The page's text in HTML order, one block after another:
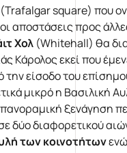
square) που
αποστάσεις προς
Χολ(Whitehall) θα
Κάρολος εκεί που
είσοδο του
μικρό η Βασιλική
ξενάγηση
δύο διαφορετικού
των κοινοτήτωνενώ